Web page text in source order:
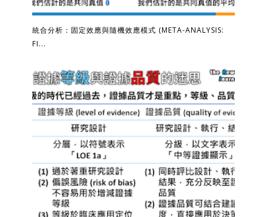
統合分析：固定效應與隨機效應模式 (META-ANALYSIS:
FI...